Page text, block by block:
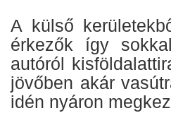
A külső
érkezők így
autóról
jövőben akár
idén nyáron